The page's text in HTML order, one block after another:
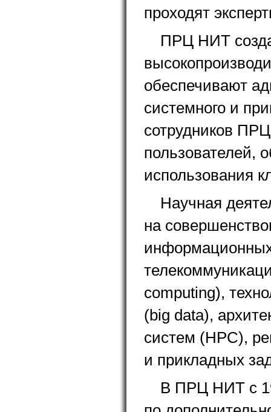
проходят
ПРЦ НИТ
обеспечивают
системного и
сотрудников
пользователей,
использования
Научная
на
информационных
computing),
(big data),
систем (HPC),
и прикладных
В ПРЦ НИТ с